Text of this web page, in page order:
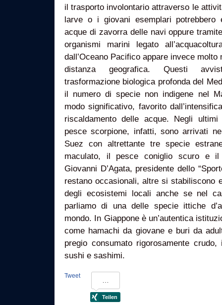
il trasporto involontario attraverso le
larve o i giovani esemplari potrebbero
acque di zavorra delle navi oppure
organismi marini legato
dall’Oceano Pacifico appare invece molto
distanza geografica. Questi
trasformazione biologica profonda del
il numero di specie non indigene nel
modo significativo, favorito
riscaldamento delle acque. Negli
pesce scorpione, infatti, sono arrivati
Suez con altrettante tre specie
maculato, il pesce coniglio scuro e
Giovanni D’Agata, presidente dello
restano occasionali, altre si stabiliscono
degli ecosistemi locali anche se nel
parliamo di una delle specie ittiche
mondo. In Giappone è un’autentica
come hamachi da giovane e buri da
pregio consumato rigorosamente crudo,
sushi e sashimi.
Tweet